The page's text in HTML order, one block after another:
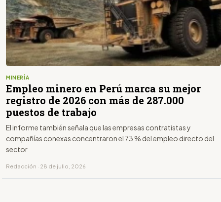
MINERÍA
Empleo minero en Perú marca su mejor
registro de 2026 con más de 287.000
puestos de trabajo
El informe también señala que las empresas contratistas y
compañías conexas concentraron el 73 % del empleo directo del
sector
Redacción · 28 de julio, 2026